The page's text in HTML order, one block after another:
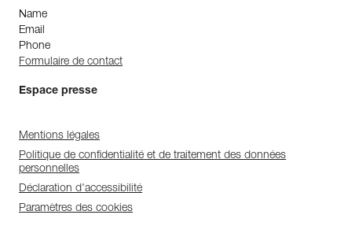
Name
Email
Phone
Formulaire de contact
Espace presse
Mentions légales
Politique de confidentialité et de traitement des données
personnelles
Déclaration d'accessibilité
Paramètres des cookies